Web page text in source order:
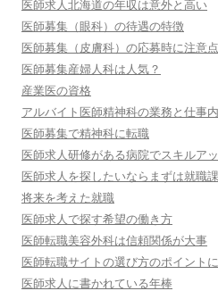
医師求人北海道の年収は意外と高い
医師募集（眼科）の待遇の特徴
医師募集（皮膚科）の応募時に注意点
医師募集産婦人科は人気？
産業医の資格
アルバイト医師精神科の業務と仕事
医師募集で精神科に転職
医師求人研修がある病院でスキルア
医師求人を探したいならまずは就職
将来を考えた就職
医師求人で探す希望の働き方
医師転職美容外科は信頼関係が大事
医師転職サイトの選び方のポイント
医師求人に書かれている年棒